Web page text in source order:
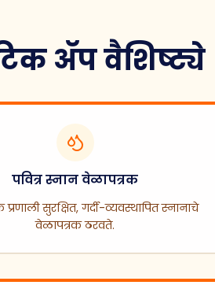
ॲप वैशिष्ट्ये
पवित्र स्नान वेळापत्रक
सुरक्षित, गर्दी-व्यवस्थापित स्नानाचे
वेळापत्रक ठरवते.